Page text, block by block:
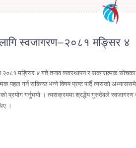
स्वजागरण–२०८१ मङ्सिर ४
२०८१ मङ्सिर ४ गते तनाव व्यवस्थापन र सकारात्मक
पहल गर्न सकिन्छ भन्ने विषय प्रष्ट पार्दै त्यसको
प्रयोग गर्नुभयो । त्यसक्रममा श्रद्धेय गुरुदेवले स्वजागरण
।